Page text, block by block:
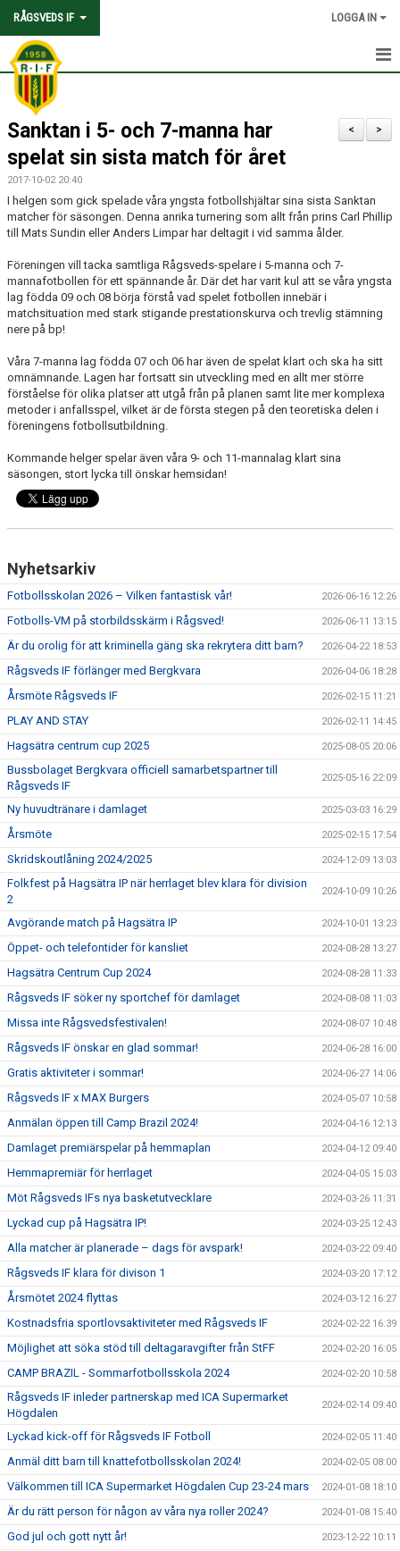
RÅGSVEDS IF LOGGA IN
HEM
KONTAKT
OM FÖRENINGEN
AVGIFTER
KNATTEFOTBOLLSSKOLA
PARTNERSKAP & SPONSRING
SKOLSAMARBETEN
SOCIAL HÅLLBARHET
RÅGSVEDS IF I MEDIA
>
<
Sanktan i 5- och 7-manna har
spelat sin sista match för året
2017-10-02 20:40
I helgen som gick spelade våra yngsta fotbollshjältar sina sista Sanktan
matcher för säsongen. Denna anrika turnering som allt från prins Carl Phillip
till Mats Sundin eller Anders Limpar har deltagit i vid samma ålder.
Föreningen vill tacka samtliga Rågsveds-spelare i 5-manna och 7-
mannafotbollen för ett spännande år. Där det har varit kul att se våra yngsta
lag födda 09 och 08 börja förstå vad spelet fotbollen innebär i
matchsituation med stark stigande prestationskurva och trevlig stämning
nere på bp!
Våra 7-manna lag födda 07 och 06 har även de spelat klart och ska ha sitt
omnämnande. Lagen har fortsatt sin utveckling med en allt mer större
förståelse för olika platser att utgå från på planen samt lite mer komplexa
metoder i anfallsspel, vilket är de första stegen på den teoretiska delen i
föreningens fotbollsutbildning.
Kommande helger spelar även våra 9- och 11-mannalag klart sina
säsongen, stort lycka till önskar hemsidan!
Nyhetsarkiv
Fotbollsskolan 2026 – Vilken fantastisk vår! 2026-06-16 12:26
Fotbolls-VM på storbildsskärm i Rågsved! 2026-06-11 13:15
Är du orolig för att kriminella gäng ska rekrytera ditt barn? 2026-04-22 18:53
Rågsveds IF förlänger med Bergkvara 2026-04-06 18:28
Årsmöte Rågsveds IF 2026-02-15 11:21
PLAY AND STAY 2026-02-11 14:45
Hagsätra centrum cup 2025 2025-08-05 20:06
Bussbolaget Bergkvara officiell samarbetspartner till
Rågsveds IF
2025-05-16 22:09
Ny huvudtränare i damlaget 2025-03-03 16:29
Årsmöte 2025-02-15 17:54
Skridskoutlåning 2024/2025 2024-12-09 13:03
Folkfest på Hagsätra IP när herrlaget blev klara för division
2
2024-10-09 10:26
Avgörande match på Hagsätra IP 2024-10-01 13:23
Öppet- och telefontider för kansliet 2024-08-28 13:27
Hagsätra Centrum Cup 2024 2024-08-28 11:33
Rågsveds IF söker ny sportchef för damlaget 2024-08-08 11:03
Missa inte Rågsvedsfestivalen! 2024-08-07 10:48
Rågsveds IF önskar en glad sommar! 2024-06-28 16:00
Gratis aktiviteter i sommar! 2024-06-27 14:06
Rågsveds IF x MAX Burgers 2024-05-07 10:58
Anmälan öppen till Camp Brazil 2024! 2024-04-16 12:13
Damlaget premiärspelar på hemmaplan 2024-04-12 09:40
Hemmapremiär för herrlaget 2024-04-05 15:03
Möt Rågsveds IFs nya basketutvecklare 2024-03-26 11:31
Lyckad cup på Hagsätra IP! 2024-03-25 12:43
Alla matcher är planerade – dags för avspark! 2024-03-22 09:40
Rågsveds IF klara för divison 1 2024-03-20 17:12
Årsmötet 2024 flyttas 2024-03-12 16:27
Kostnadsfria sportlovsaktiviteter med Rågsveds IF 2024-02-22 16:39
Möjlighet att söka stöd till deltagaravgifter från StFF 2024-02-20 16:05
CAMP BRAZIL - Sommarfotbollsskola 2024 2024-02-20 10:58
Rågsveds IF inleder partnerskap med ICA Supermarket
Högdalen
2024-02-14 09:40
Lyckad kick-off för Rågsveds IF Fotboll 2024-02-05 11:40
Anmäl ditt barn till knattefotbollsskolan 2024! 2024-02-05 08:00
Välkommen till ICA Supermarket Högdalen Cup 23-24 mars 2024-01-08 18:10
Är du rätt person för någon av våra nya roller 2024? 2024-01-08 15:40
God jul och gott nytt år! 2023-12-22 10:11